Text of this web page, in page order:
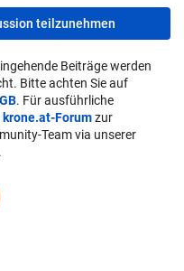
teilzunehmen
Beiträge werden
Bitte achten Sie auf
. Für ausführliche
krone.at-Forumzur
Team via unserer